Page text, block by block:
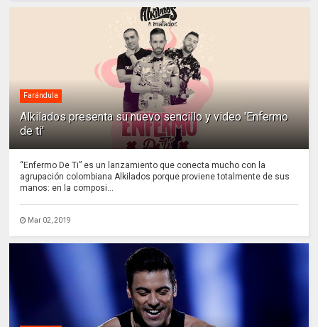
Farándula
Alkilados presenta su nuevo sencillo y video 'Enfermo
de ti'
“Enfermo De Ti” es un lanzamiento que conecta mucho con la
agrupación colombiana Alkilados porque proviene totalmente de sus
manos: en la composi...
Mar 02, 2019